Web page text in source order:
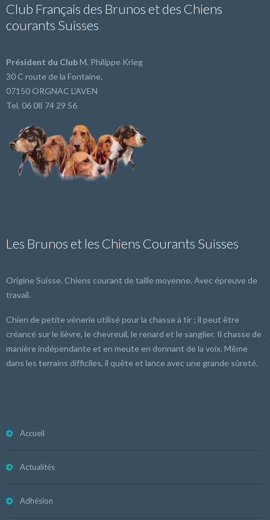
Club Français des Brunos et des Chiens
courants Suisses
Président du ClubM. Philippe Krieg
30 C route de la Fontaine,
07150 ORGNAC L'AVEN
Tel. 06 08 74 29 56
Les Brunos et les Chiens Courants Suisses
Origine Suisse. Chiens courant de taille moyenne. Avec épreuve de
travail.
Chien de petite vénerie utilisé pour la chasse à tir ; il peut être
créancé sur le lièvre, le chevreuil, le renard et le sanglier. Il chasse de
manière indépendante et en meute en donnant de la voix. Même
dans les terrains difficiles, il quête et lance avec une grande sûreté.
Accueil
Actualités
Adhésion